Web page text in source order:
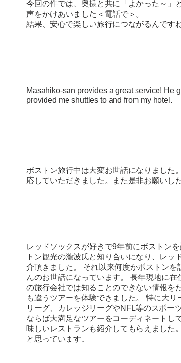
今回の件では、奥様と共に「よかった～」
声をかけあいました＜電話で＞。
結果、安心で楽しい旅行につながるんですね
Masahiko-san provides a great service! He
provided me shuttles to and from my hotel.
ボストン旅行中は大変お世話になりました
応していただきました。また是非お願いし
レッドソックスが好きで9年前にボストン
トン観光の瀧波氏と知り合いになり、レッ
介頂きました。 それ以来何度かボストン
んのお世話になっています。 長年現地に
の旅行会社では知ることのできない情報を
も違うツアーを体験できました。 特に大
リーグ、カレッジリーグやNFL等のスポー
ならば大満足なツアーをコーディネートし
味しいレストランも紹介してもらえました
と思っています。